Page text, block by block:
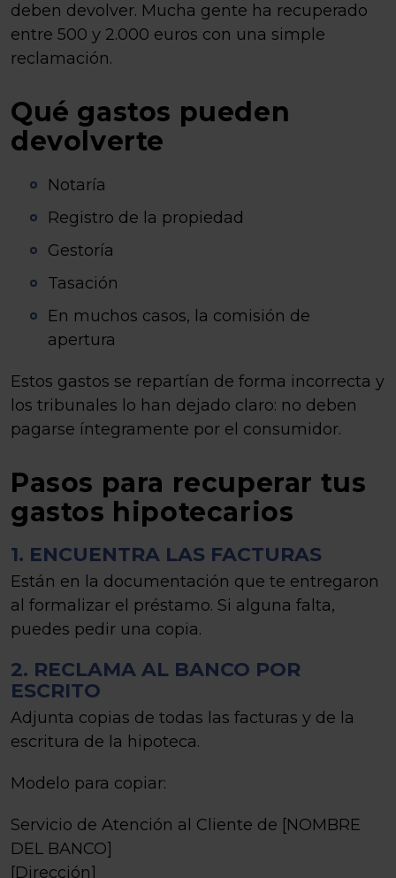
deben devolver. Mucha gente ha recuperado
entre 500 y 2.000 euros con una simple
reclamación.
Qué gastos pueden
devolverte
Notaría
Registro de la propiedad
Gestoría
Tasación
En muchos casos, la comisión de
apertura
Estos gastos se repartían de forma incorrecta y
los tribunales lo han dejado claro: no deben
pagarse íntegramente por el consumidor.
Pasos para recuperar tus
gastos hipotecarios
1. ENCUENTRA LAS FACTURAS
Están en la documentación que te entregaron
al formalizar el préstamo. Si alguna falta,
puedes pedir una copia.
2. RECLAMA AL BANCO POR
ESCRITO
Adjunta copias de todas las facturas y de la
escritura de la hipoteca.
Modelo para copiar:
Servicio de Atención al Cliente de [NOMBRE
DEL BANCO]
[Dirección]